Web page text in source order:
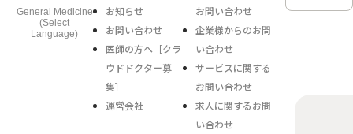
General Medicine
(Select
Language)
お知らせ
お問い合わせ
医師の方へ［クラ
ウドドクター募
集］
運営会社
お問い合わせ
企業様からのお問
い合わせ
サービスに関する
お問い合わせ
求人に関するお問
い合わせ